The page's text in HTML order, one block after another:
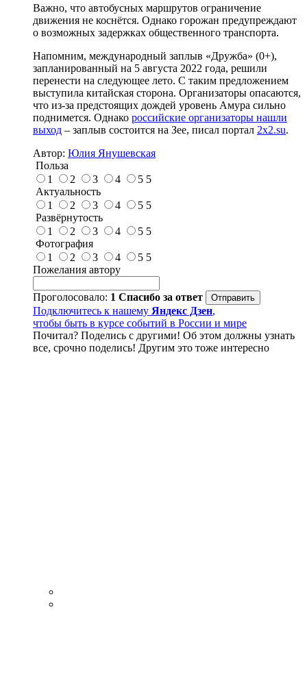
Важно, что автобусных маршрутов ограничение
движения не коснётся. Однако горожан предупреждают
о возможных задержках общественного транспорта.
Напомним, международный заплыв «Дружба» (0+),
запланированный на 5 августа 2022 года, решили
перенести на следующее лето. С таким предложением
выступила китайская сторона. Организаторы опасаются,
что из-за предстоящих дождей уровень Амура сильно
поднимется. Однако российские организаторы нашли
выход – заплыв состоится на Зее, писал портал 2x2.su.
Автор: Юлия Янушевская
Польза
1
2 3 4 5 5
Актуальность
1
2 3 4 5 5
Развёрнутость
1
2 3 4 5 5
Фотография
1
2 3 4 5 5
Пожелания автору
Проголосовало: 1 Спасибо за ответ
Подключитесь к нашему Яндекс Дзен,
чтобы быть в курсе событий в России и мире
Почитал? Поделись с другими! Об этом должны узнать
все, срочно поделись! Другим это тоже интересно